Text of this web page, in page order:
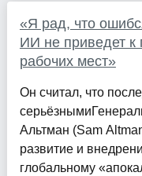
«Я рад, что
ИИ не приведет к
рабочих мест»
Он считал, что
Альтман (Sam
развитие и
глобальному